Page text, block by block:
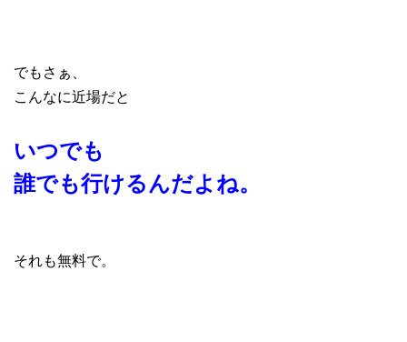
でもさぁ、
こんなに近場だと
いつでも
誰でも行けるんだよね。
それも無料で。